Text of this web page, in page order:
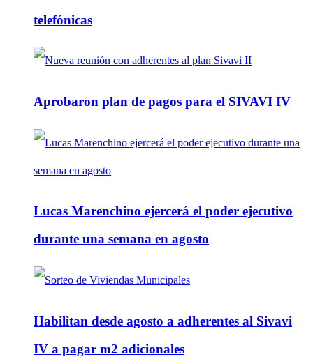
telefónicas
Aprobaron plan de pagos para el SIVAVI IV
Lucas Marenchino ejercerá el poder ejecutivo
durante una semana en agosto
Habilitan desde agosto a adherentes al Sivavi
IV a pagar m2 adicionales